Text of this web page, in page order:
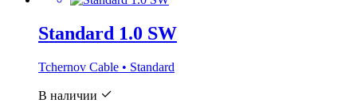
Standard 1.0 SW
Tchernov Cable • Standard
В наличии